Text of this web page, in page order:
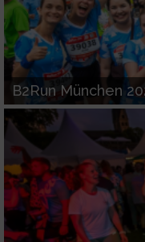
B2Run München